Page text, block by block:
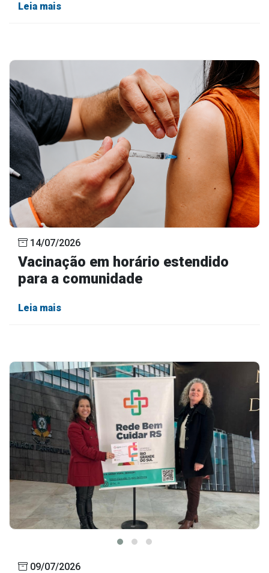
Leia mais
14/07/2026
Vacinação em horário estendido
para a comunidade
Leia mais
09/07/2026